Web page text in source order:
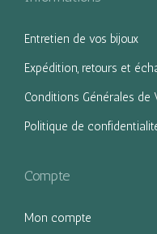
Entretien de vos bijoux
Expédition, retours et
Conditions Générales de
Politique de
Compte
Mon compte